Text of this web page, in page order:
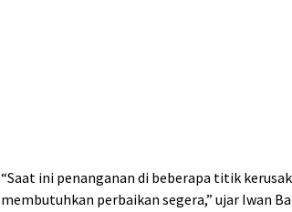
“Saat ini penanganan di beberapa titik
membutuhkan perbaikan segera,” ujar Iwan